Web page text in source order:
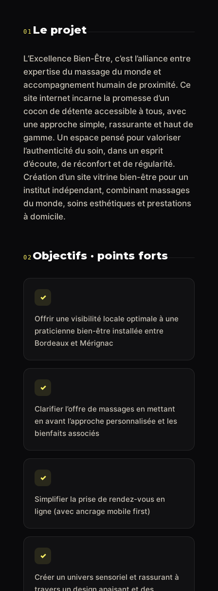
01 Le projet
L’Excellence Bien-Être, c’est l’alliance entre
expertise du massage du monde et
accompagnement humain de proximité. Ce
site internet incarne la promesse d’un
cocon de détente accessible à tous, avec
une approche simple, rassurante et haut de
gamme. Un espace pensé pour valoriser
l’authenticité du soin, dans un esprit
d’écoute, de réconfort et de régularité.
Création d’un site vitrine bien-être pour un
institut indépendant, combinant massages
du monde, soins esthétiques et prestations
à domicile.
02 Objectifs · points forts
✓
Offrir une visibilité locale optimale à une
praticienne bien-être installée entre
Bordeaux et Mérignac
✓
Clarifier l’offre de massages en mettant
en avant l’approche personnalisée et les
bienfaits associés
✓
Simplifier la prise de rendez-vous en
ligne (avec ancrage mobile first)
✓
Créer un univers sensoriel et rassurant à
travers un design apaisant et des